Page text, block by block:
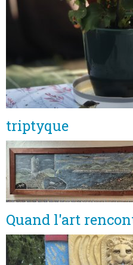
triptyque
Quand l'art